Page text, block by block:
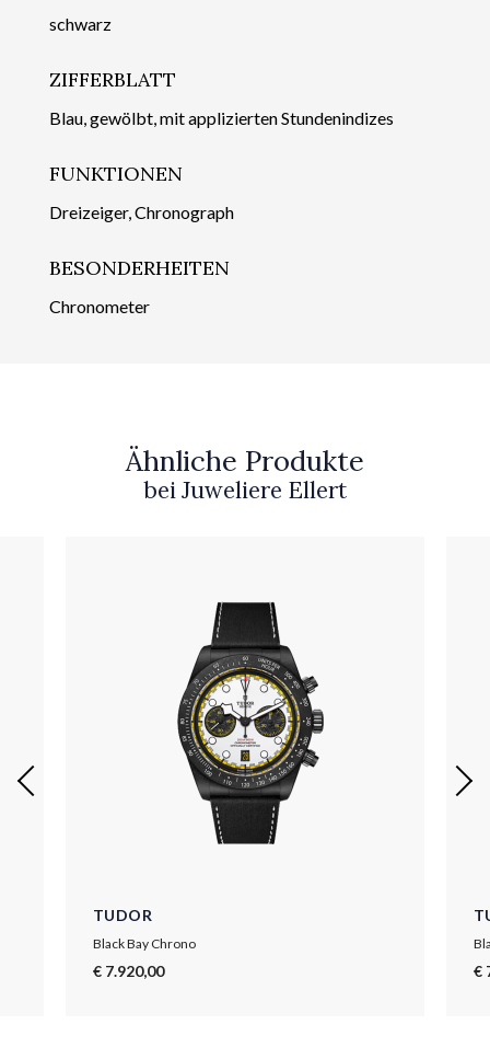
schwarz
ZIFFERBLATT
Blau, gewölbt, mit appli­zierten Stundenindizes
FUNKTIONEN
Dreizeiger, Chronograph
BESONDERHEITEN
Chronometer
Ähnliche Produkte
bei Juweliere Ellert
TUDOR
Black Bay Chrono
€ 7.920,00 €